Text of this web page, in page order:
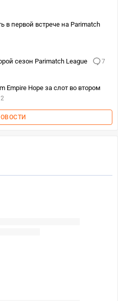
в первой встрече на Parimatch
сезон Parimatch League
7
Empire Hope за слот во втором
2